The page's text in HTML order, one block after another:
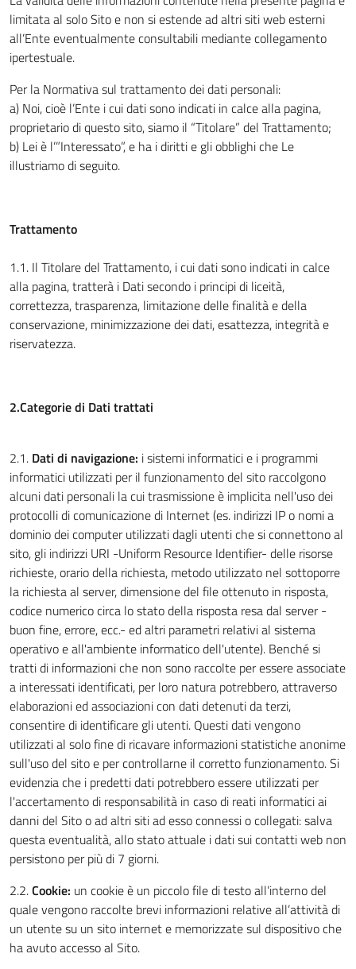
limitata al solo Sito e non si estende ad altri siti web esterni
all’Ente eventualmente consultabili mediante collegamento
ipertestuale.
Per la Normativa sul trattamento dei dati personali:
a) Noi, cioè l’Ente i cui dati sono indicati in calce alla pagina,
proprietario di questo sito, siamo il “Titolare” del Trattamento;
b) Lei è l’”Interessato”, e ha i diritti e gli obblighi che Le
illustriamo di seguito.
Trattamento
1.1. Il Titolare del Trattamento, i cui dati sono indicati in calce
alla pagina, tratterà i Dati secondo i principi di liceità,
correttezza, trasparenza, limitazione delle finalità e della
conservazione, minimizzazione dei dati, esattezza, integrità e
riservatezza.
2.Categorie di Dati trattati
2.1. Dati di navigazione: i sistemi informatici e i programmi
informatici utilizzati per il funzionamento del sito raccolgono
alcuni dati personali la cui trasmissione è implicita nell'uso dei
protocolli di comunicazione di Internet (es. indirizzi IP o nomi a
dominio dei computer utilizzati dagli utenti che si connettono al
sito, gli indirizzi URI -Uniform Resource Identifier- delle risorse
richieste, orario della richiesta, metodo utilizzato nel sottoporre
la richiesta al server, dimensione del file ottenuto in risposta,
codice numerico circa lo stato della risposta resa dal server -
buon fine, errore, ecc.- ed altri parametri relativi al sistema
operativo e all'ambiente informatico dell'utente). Benché si
tratti di informazioni che non sono raccolte per essere associate
a interessati identificati, per loro natura potrebbero, attraverso
elaborazioni ed associazioni con dati detenuti da terzi,
consentire di identificare gli utenti. Questi dati vengono
utilizzati al solo fine di ricavare informazioni statistiche anonime
sull'uso del sito e per controllarne il corretto funzionamento. Si
evidenzia che i predetti dati potrebbero essere utilizzati per
l'accertamento di responsabilità in caso di reati informatici ai
danni del Sito o ad altri siti ad esso connessi o collegati: salva
questa eventualità, allo stato attuale i dati sui contatti web non
persistono per più di 7 giorni.
2.2.Cookie: un cookie è un piccolo file di testo all’interno del
quale vengono raccolte brevi informazioni relative all’attività di
un utente su un sito internet e memorizzate sul dispositivo che
ha avuto accesso al Sito.